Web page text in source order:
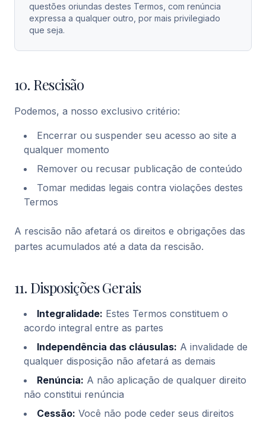
questões oriundas destes Termos, com renúncia
expressa a qualquer outro, por mais privilegiado
que seja.
10. Rescisão
Podemos, a nosso exclusivo critério:
Encerrar ou suspender seu acesso ao site a
qualquer momento
Remover ou recusar publicação de conteúdo
Tomar medidas legais contra violações destes
Termos
A rescisão não afetará os direitos e obrigações das
partes acumulados até a data da rescisão.
11. Disposições Gerais
Integralidade: Estes Termos constituem o
acordo integral entre as partes
Independência das cláusulas: A invalidade de
qualquer disposição não afetará as demais
Renúncia: A não aplicação de qualquer direito
não constitui renúncia
Cessão: Você não pode ceder seus direitos